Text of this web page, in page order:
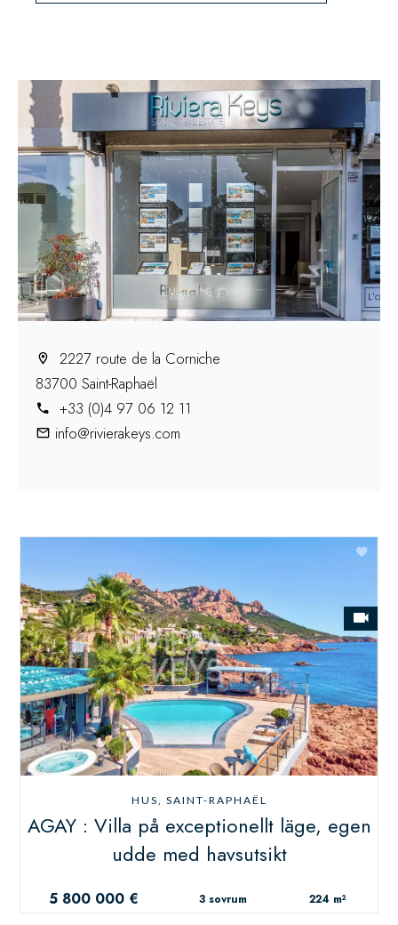
2227 route de la Corniche
83700 Saint-Raphaël
+33 (0)4 97 06 12 11
info@rivierakeys.com
HUS, SAINT-RAPHAËL
AGAY : Villa på exceptionellt läge, egen
udde med havsutsikt
5 800 000 € 3 sovrum 224 m²